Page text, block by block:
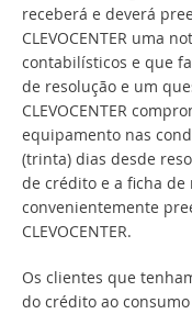
receberá e deverá
CLEVOCENTER uma
contabilísticos e que
de resolução e um
CLEVOCENTER
equipamento nas
(trinta) dias desde
de crédito e a ficha
convenientemente
CLEVOCENTER.
Os clientes que
do crédito ao